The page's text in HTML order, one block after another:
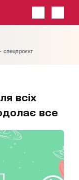
спецпроєкт
всіх
все